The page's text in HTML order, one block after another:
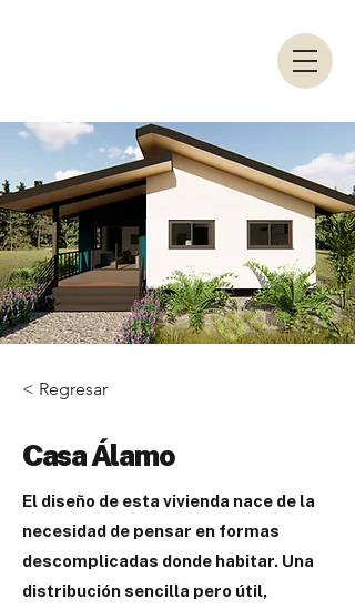
< Regresar
Casa Álamo
El diseño de esta vivienda nace de la
necesidad de pensar en formas
descomplicadas donde habitar. Una
distribución sencilla pero útil,